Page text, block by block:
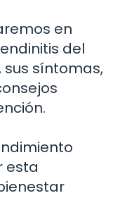
en
del
síntomas,
esta